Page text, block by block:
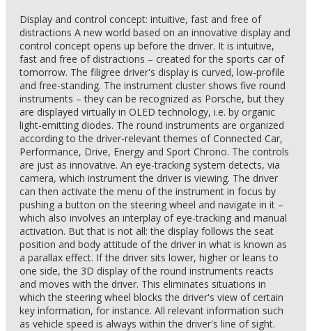
Display and control concept: intuitive, fast and free of
distractions A new world based on an innovative display and
control concept opens up before the driver. It is intuitive,
fast and free of distractions – created for the sports car of
tomorrow. The filigree driver's display is curved, low-profile
and free-standing. The instrument cluster shows five round
instruments – they can be recognized as Porsche, but they
are displayed virtually in OLED technology, i.e. by organic
light-emitting diodes. The round instruments are organized
according to the driver-relevant themes of Connected Car,
Performance, Drive, Energy and Sport Chrono. The controls
are just as innovative. An eye-tracking system detects, via
camera, which instrument the driver is viewing. The driver
can then activate the menu of the instrument in focus by
pushing a button on the steering wheel and navigate in it –
which also involves an interplay of eye-tracking and manual
activation. But that is not all: the display follows the seat
position and body attitude of the driver in what is known as
a parallax effect. If the driver sits lower, higher or leans to
one side, the 3D display of the round instruments reacts
and moves with the driver. This eliminates situations in
which the steering wheel blocks the driver's view of certain
key information, for instance. All relevant information such
as vehicle speed is always within the driver's line of sight.